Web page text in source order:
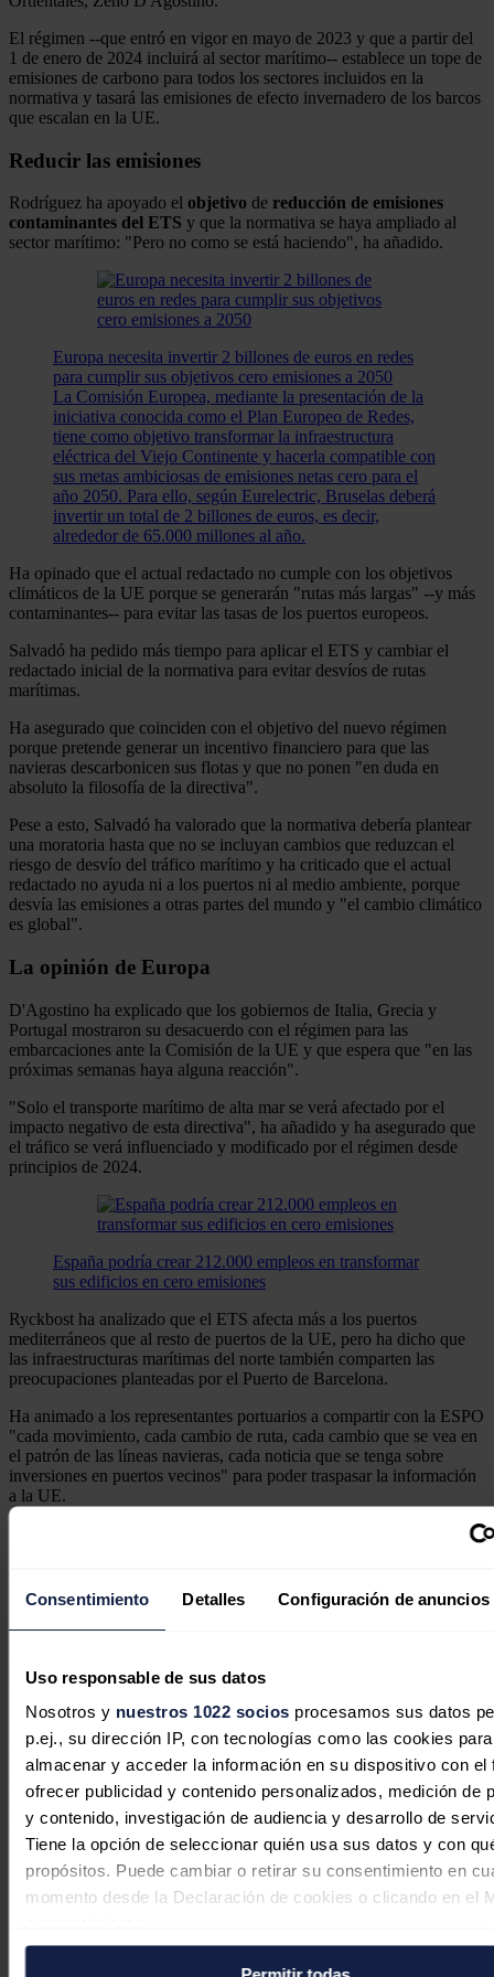
Consentimiento Detalles Configuración de anuncios
Uso responsable de sus datos
Nosotros y nuestros 1022 socios procesamos sus datos
p.ej., su dirección IP, con tecnologías como las cookies para
almacenar y acceder la información en su dispositivo con el
ofrecer publicidad y contenido personalizados, medición de
y contenido, investigación de audiencia y desarrollo de
Tiene la opción de seleccionar quién usa sus datos y con
propósitos. Puede cambiar o retirar su consentimiento en
momento desde la Declaración de cookies o clicando en el
Permitir todas
El régimen --que entró en vigor en mayo de 2023 y que a partir del
1 de enero de 2024 incluirá al sector marítimo-- establece un tope de
emisiones de carbono para todos los sectores incluidos en la
normativa y tasará las emisiones de efecto invernadero de los barcos
que escalan en la UE.
Reducir las emisiones
Rodríguez ha apoyado el objetivo de reducción de emisiones
contaminantes del ETS y que la normativa se haya ampliado al
sector marítimo: "Pero no como se está haciendo", ha añadido.
Europa necesita invertir 2 billones de euros en redes
para cumplir sus objetivos cero emisiones a 2050
La Comisión Europea, mediante la presentación de la
iniciativa conocida como el Plan Europeo de Redes,
tiene como objetivo transformar la infraestructura
eléctrica del Viejo Continente y hacerla compatible con
sus metas ambiciosas de emisiones netas cero para el
año 2050. Para ello, según Eurelectric, Bruselas deberá
invertir un total de 2 billones de euros, es decir,
alrededor de 65.000 millones al año.
Ha opinado que el actual redactado no cumple con los objetivos
climáticos de la UE porque se generarán "rutas más largas" --y más
contaminantes-- para evitar las tasas de los puertos europeos.
Salvadó ha pedido más tiempo para aplicar el ETS y cambiar el
redactado inicial de la normativa para evitar desvíos de rutas
marítimas.
Ha asegurado que coinciden con el objetivo del nuevo régimen
porque pretende generar un incentivo financiero para que las
navieras descarbonicen sus flotas y que no ponen "en duda en
absoluto la filosofía de la directiva".
Pese a esto, Salvadó ha valorado que la normativa debería plantear
una moratoria hasta que no se incluyan cambios que reduzcan el
riesgo de desvío del tráfico marítimo y ha criticado que el actual
redactado no ayuda ni a los puertos ni al medio ambiente, porque
desvía las emisiones a otras partes del mundo y "el cambio climático
es global".
La opinión de Europa
D'Agostino ha explicado que los gobiernos de Italia, Grecia y
Portugal mostraron su desacuerdo con el régimen para las
embarcaciones ante la Comisión de la UE y que espera que "en las
próximas semanas haya alguna reacción".
"Solo el transporte marítimo de alta mar se verá afectado por el
impacto negativo de esta directiva", ha añadido y ha asegurado que
el tráfico se verá influenciado y modificado por el régimen desde
principios de 2024.
España podría crear 212.000 empleos en transformar
sus edificios en cero emisiones
Ryckbost ha analizado que el ETS afecta más a los puertos
mediterráneos que al resto de puertos de la UE, pero ha dicho que
las infraestructuras marítimas del norte también comparten las
preocupaciones planteadas por el Puerto de Barcelona.
Ha animado a los representantes portuarios a compartir con la ESPO
"cada movimiento, cada cambio de ruta, cada cambio que se vea en
el patrón de las líneas navieras, cada noticia que se tenga sobre
inversiones en puertos vecinos" para poder traspasar la información
a la UE.
participado el presidente de la Autoridad Portuaria de la Bahía de
European Shippers Council.
Los ponentes han coincidido que quien contamina debe pagar pero
han apuntado que la normativa perjudicará al sector, sobre todo en el
campo de la competitividad, porque la UE no ha tenido en cuenta la
seguridad económica del conjunto de empresas dedicadas al ámbito
marítimo.
Noticias relacionadas
Las petroleras europeas aprovechan
el mejor entorno de los últimos años